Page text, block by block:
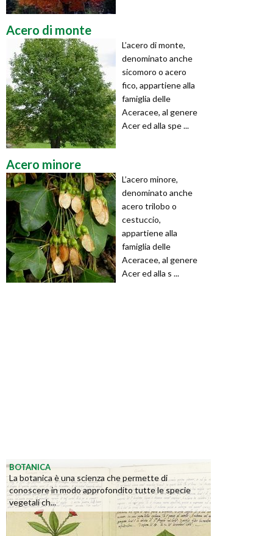
Acero di monte
L’acero di monte,
denominato anche
sicomoro o acero
fico, appartiene alla
famiglia delle
Aceracee, al genere
Acer ed alla spe ...
Acero minore
L’acero minore,
denominato anche
acero trilobo o
cestuccio,
appartiene alla
famiglia delle
Aceracee, al genere
Acer ed alla s ...
BOTANICA
La botanica è una scienza che permette di
conoscere in modo approfondito tutte le specie
vegetali ch...